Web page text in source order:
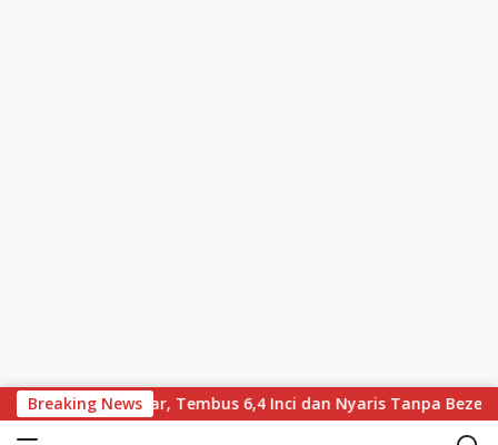
Breaking News
Lebih Besar, Tembus 6,4 Inci dan Nyaris Tanpa Bezel